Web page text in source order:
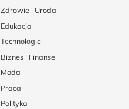
Zdrowie i Uroda
Edukacja
Technologie
Biznes i Finanse
Moda
Praca
Polityka